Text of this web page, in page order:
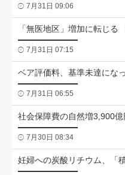
7月31日 09:06
「無医地区」増加に転じ
7月31日 07:15
ベア評価料、基準未達にな
7月31日 06:55
社会保障費の自然増3,900億
7月30日 08:34
妊婦への炭酸リチウム、「